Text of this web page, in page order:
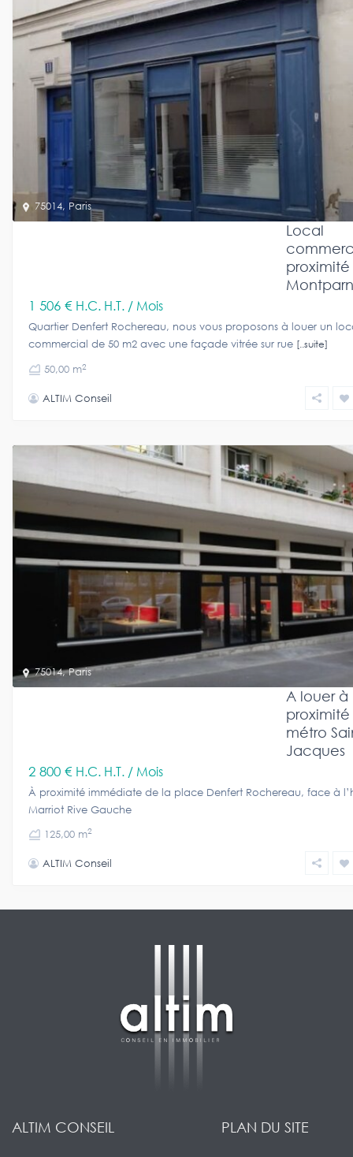
75014, Paris
Local
1 506 € H.C. H.T. / Mois
Quartier Denfert Rochereau, nous vous proposons à louer un
commercial de 50 m2 avec une façade vitrée sur rue [..suite]
50,00 m2
ALTIM Conseil
75014,Paris
A louer à
métro
Jacques
2 800 € H.C. H.T. / Mois
À proximité immédiate de la place Denfert Rochereau, face à
Marriot Rive Gauche
125,00 m2
ALTIM Conseil
ALTIM CONSEIL PLAN DU SITE